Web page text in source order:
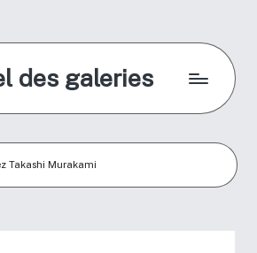
des galeries
Takashi Murakami